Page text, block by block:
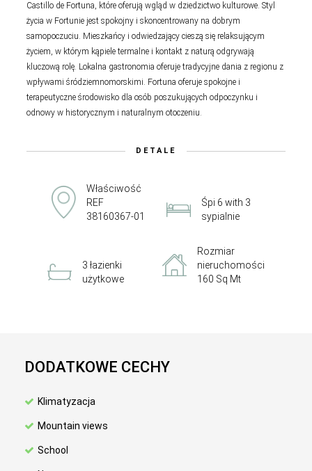
Castillo de Fortuna, które oferują wgląd w dziedzictwo kulturowe. Styl
życia w Fortunie jest spokojny i skoncentrowany na dobrym
samopoczuciu. Mieszkańcy i odwiedzający cieszą się relaksującym
życiem, w którym kąpiele termalne i kontakt z naturą odgrywają
kluczową rolę. Lokalna gastronomia oferuje tradycyjne dania z regionu z
wpływami śródziemnomorskimi. Fortuna oferuje spokojne i
terapeutyczne środowisko dla osób poszukujących odpoczynku i
odnowy w historycznym i naturalnym otoczeniu.
DETALE
Właściwość
REF
38160367-01
Śpi 6 with 3
sypialnie
3 łazienki
użytkowe
Rozmiar
nieruchomości
160 Sq Mt
DODATKOWE CECHY
Klimatyzacja
Mountain views
School